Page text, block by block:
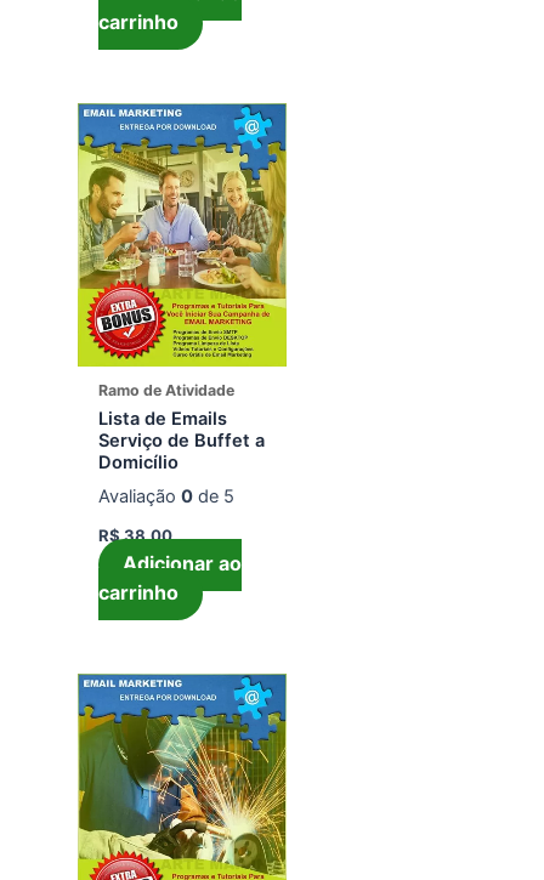
carrinho
Ramo de Atividade
Lista de Emails
Serviço de Buffet a
Domicílio
Avaliação0 de 5
R$38,00
Adicionar ao
carrinho